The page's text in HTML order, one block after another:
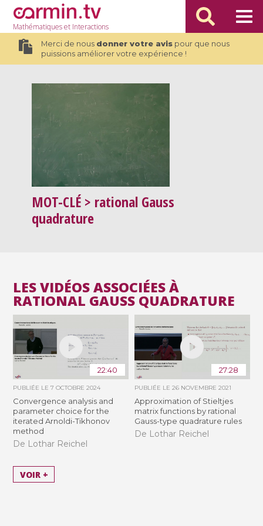
Mathématiqueset Interactions
Merci de nous donner votre avispour que nous
puissions améliorer votre expérience !
MOT-CLÉ > rational Gauss
quadrature
LES VIDÉOS ASSOCIÉES À
RATIONAL GAUSS QUADRATURE
22:40
PUBLIÉE LE7 OCTOBRE 2024
Convergence analysis and
parameter choice for the
iterated Arnoldi-Tikhonov
method
De Lothar Reichel
27:28
PUBLIÉE LE 26 NOVEMBRE 2021
Approximation of Stieltjes
matrix functions by rational
Gauss-type quadrature rules
De Lothar Reichel
VOIR +